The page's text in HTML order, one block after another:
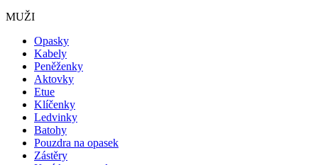
MUŽI
Opasky
Kabely
Peněženky
Aktovky
Etue
Klíčenky
Ledvinky
Batohy
Pouzdra na opasek
Zástěry